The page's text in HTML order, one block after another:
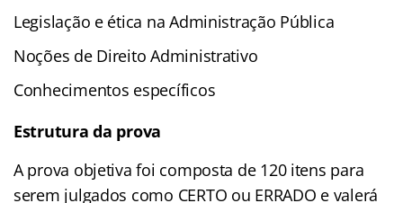
Legislação e ética na Administração Pública
Noções de Direito Administrativo
Conhecimentos específicos
Estrutura da prova
A prova objetiva foi composta de 120 itens para
serem julgados como CERTO ou ERRADO e valerá